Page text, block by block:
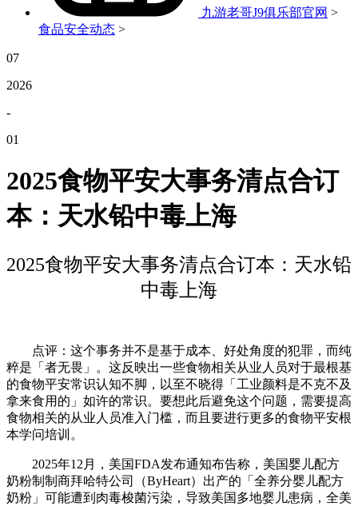
九游老哥J9俱乐部官网 >
食品安全动态 >
07
2026
-
01
2025食物平安大事务清点合订
本：天水铅中毒上海
2025食物平安大事务清点合订本：天水铅
中毒上海
点评：这个事务并不是基于成本、好处角度的犯罪，而纯
粹是「者无畏」。这反映出一些食物相关从业人员对于最根基
的食物平安常识认知不脚，以至不晓得「工业颜料是不克不及
拿来食用的」如许的常识。要想此后避免这个问题，需要提高
食物相关的从业人员准入门槛，而且要进行更多的食物平安根
本学问培训。
2025年12月，美国FDA发布通知布告称，美国婴儿配方
奶粉制制商拜哈特公司（ByHeart）出产的「全养分婴儿配方
奶粉」可能遭到肉毒梭菌污染，导致美国多地婴儿患病，全美